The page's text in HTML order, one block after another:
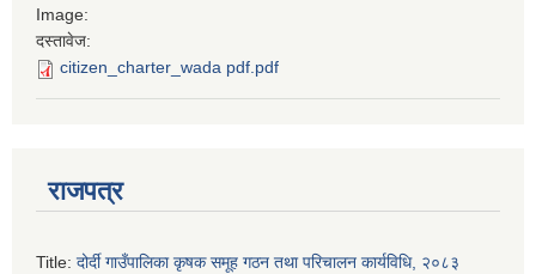
Image:
दस्तावेज:
citizen_charter_wada pdf.pdf
राजपत्र
Title: दोर्दी गाउँपालिका कृषक समूह गठन तथा परिचालन कार्यविधि, २०८३